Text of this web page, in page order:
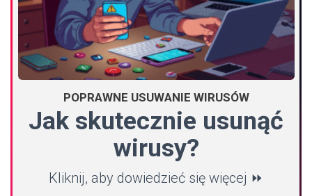
POPRAWNE USUWANIE WIRUSÓW
Jak skutecznie usunąć
wirusy?
Kliknij, aby dowiedzieć się więcej ⏩